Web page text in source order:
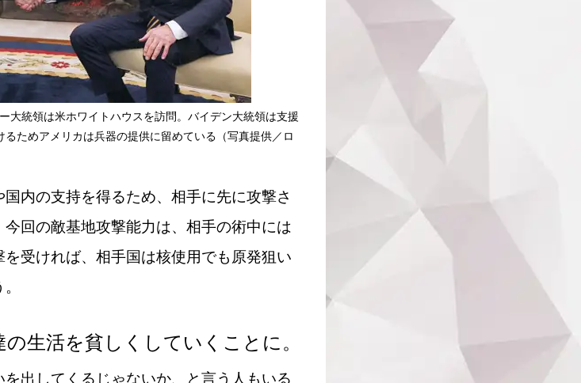
大統領は米ホワイトハウスを訪問。バイデン大統領は支援
ためアメリカは兵器の提供に留めている（写真提供／ロ
内の支持を得るため、相手に先に攻撃さ
回の敵基地攻撃能力は、相手の術中には
受ければ、相手国は核使用でも原発狙い
生活を貧しくしていくことに。
出してくるじゃないか、と言う人もいる